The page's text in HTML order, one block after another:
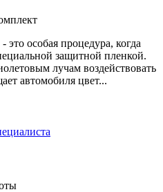
особая процедура, когда
защитной пленкой.
лучам воздействовать
автомобиля цвет...